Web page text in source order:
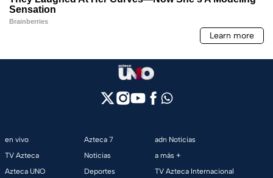
en vivo
TV Azteca
Azteca UNO
Azteca 7
Noticias
Deportes
adn Noticias
a más +
TV Azteca Internacional